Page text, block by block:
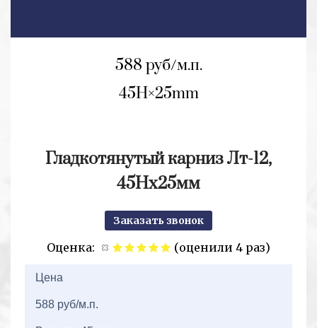
588 руб/м.п.
45H 25mm
Гладкотянутый карниз Лт-12,
45Нх25мм
Заказать звонок
Оценка:
(оценили 4 раз)
Цена
588 руб/м.п.